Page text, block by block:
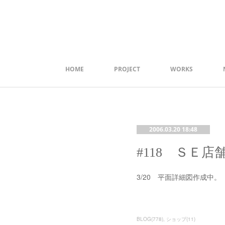
HOME PROJECT WORKS
2006.03.20 18:48
#118 ＳＥ店
3/20 平面詳細図作成中。
BLOG(778) ショップ(11)